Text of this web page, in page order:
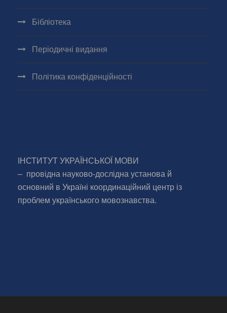
Бібліотека
Періодичні видання
Політика конфіденційності
ІНСТИТУТ УКРАЇНСЬКОЇ МОВИ
– провідна науково-дослідна установа й
основний в Україні координаційний центр із
проблем українського мовознавства.